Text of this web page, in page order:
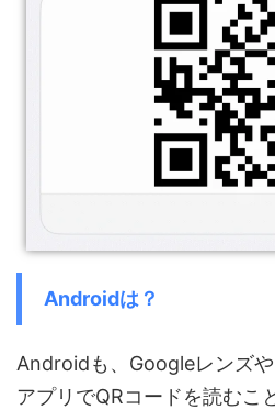
Androidは？
Androidも、Googleレンズ
アプリでQRコードを読むこ